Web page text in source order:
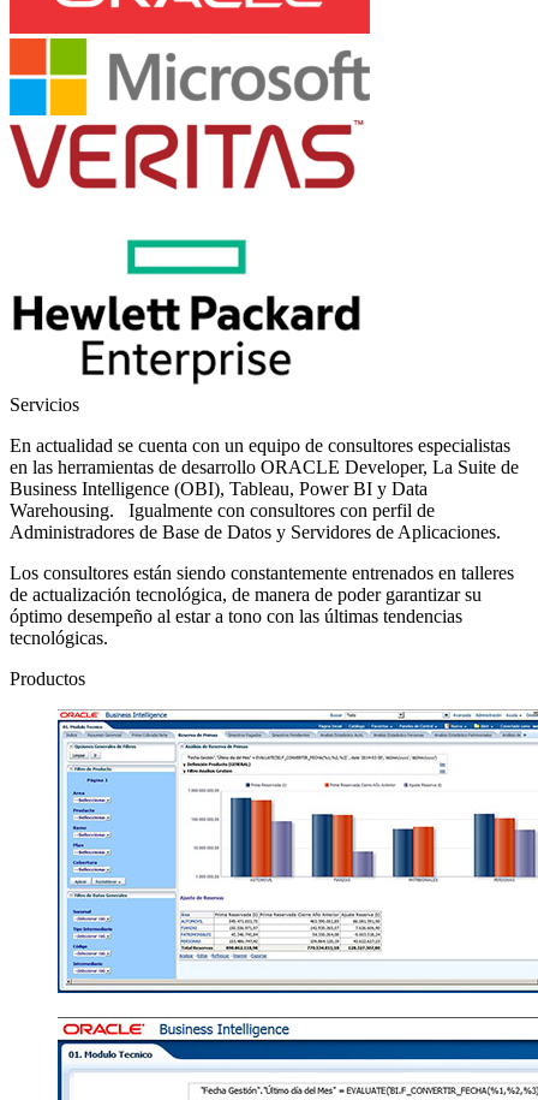
Servicios
En actualidad se cuenta con un equipo de consultores especialistas
en las herramientas de desarrollo ORACLE Developer, La Suite de
Business Intelligence (OBI), Tableau, Power BI y Data
Warehousing. Igualmente con consultores con perfil de
Administradores de Base de Datos y Servidores de Aplicaciones.
Los consultores están siendo constantemente entrenados en talleres
de actualización tecnológica, de manera de poder garantizar su
óptimo desempeño al estar a tono con las últimas tendencias
tecnológicas.
Productos